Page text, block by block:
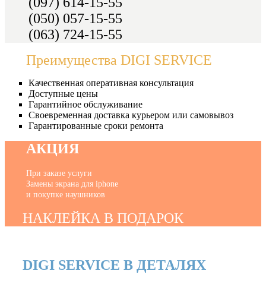
(050) 057-15-55
(063) 724-15-55
Преимущества DIGI SERVICE
Качественная оперативная консультация
Доступные цены
Гарантийное обслуживание
Своевременная доставка курьером или самовывоз
Гарантированные сроки ремонта
АКЦИЯ
При заказе услуги
Замены экрана для iphone
и покупке наушников
НАКЛЕЙКА В ПОДАРОК
DIGI SERVICE В ДЕТАЛЯХ